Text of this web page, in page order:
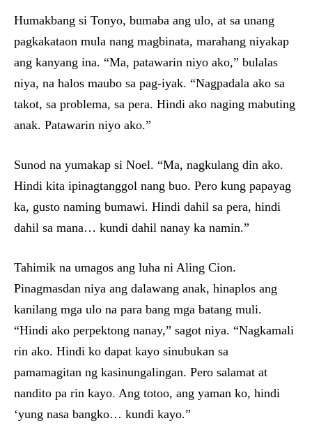
Humakbang si Tonyo, bumaba ang ulo, at sa unang
pagkakataon mula nang magbinata, marahang niyakap
ang kanyang ina. “Ma, patawarin niyo ako,” bulalas
niya, na halos maubo sa pag-iyak. “Nagpadala ako sa
takot, sa problema, sa pera. Hindi ako naging mabuting
anak. Patawarin niyo ako.”
Sunod na yumakap si Noel. “Ma, nagkulang din ako.
Hindi kita ipinagtanggol nang buo. Pero kung papayag
ka, gusto naming bumawi. Hindi dahil sa pera, hindi
dahil sa mana… kundi dahil nanay ka namin.”
Tahimik na umagos ang luha ni Aling Cion.
Pinagmasdan niya ang dalawang anak, hinaplos ang
kanilang mga ulo na para bang mga batang muli.
“Hindi ako perpektong nanay,” sagot niya. “Nagkamali
rin ako. Hindi ko dapat kayo sinubukan sa
pamamagitan ng kasinungalingan. Pero salamat at
nandito pa rin kayo. Ang totoo, ang yaman ko, hindi
‘yung nasa bangko… kundi kayo.”